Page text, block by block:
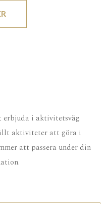
i aktivitetsväg.
aktiviteter att göra i
att passera under din